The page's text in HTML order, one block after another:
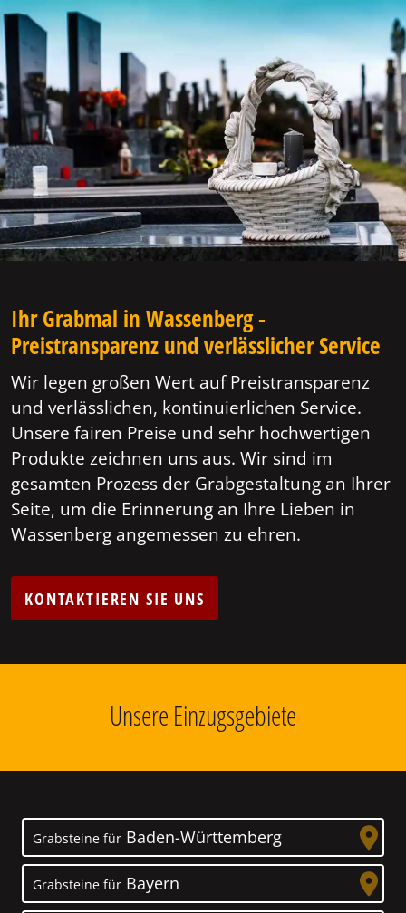
Ihr Grabmal in Wassenberg -
Preistransparenz und verlässlicher Service
Wir legen großen Wert auf Preistransparenz
und verlässlichen, kontinuierlichen Service.
Unsere fairen Preise und sehr hochwertigen
Produkte zeichnen uns aus. Wir sind im
gesamten Prozess der Grabgestaltung an Ihrer
Seite, um die Erinnerung an Ihre Lieben in
Wassenberg angemessen zu ehren.
KONTAKTIEREN SIE UNS
Unsere Einzugsgebiete
Grabsteine für Baden-Württemberg
Grabsteine für Bayern